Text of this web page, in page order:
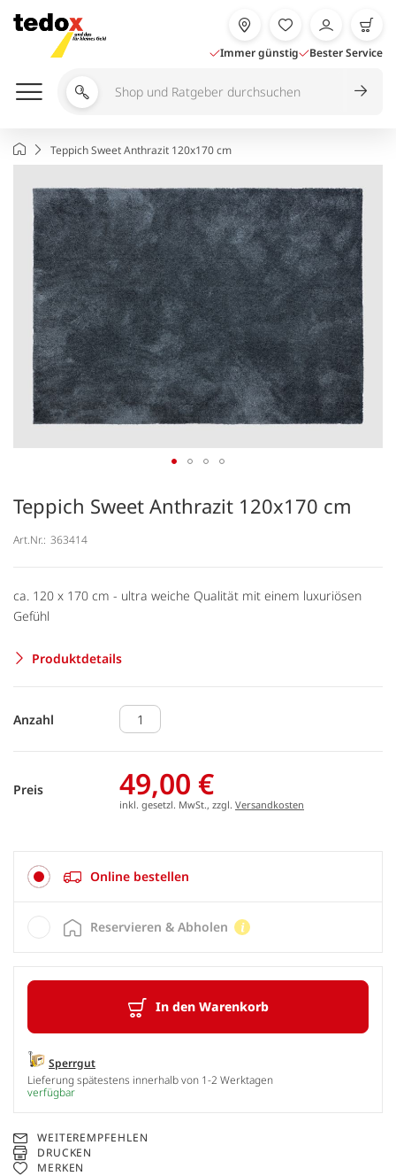
Inhalt
springen
Immer günstig Bester Service
Shop
durchsuchen
StartseiteTeppich Sweet Anthrazit 120x170 cm
Teppich Sweet Anthrazit 120x170 cm
Art.Nr.: 363414
ca. 120 x 170 cm - ultra weiche Qualität mit einem luxuriösen
Gefühl
Produktdetails
Anzahl
Preis 49,00 €
inkl. gesetzl. MwSt., zzgl. Versandkosten
Online bestellen
In den Warenkorb
Sperrgut
Lieferung spätestens innerhalb von 1-2 Werktagen
verfügbar
Reservieren & Abholen
WEITEREMPFEHLEN
DRUCKEN
MERKEN